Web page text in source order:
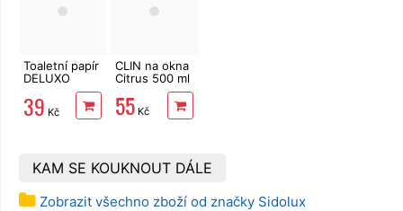
Toaletní papír
DELUXO
2vrstvý 8 rolí,
158 m
39 Kč
CLIN na okna
Citrus 500 ml
55Kč
KAM SE KOUKNOUT DÁLE
Zobrazit všechno zboží od značky Sidolux